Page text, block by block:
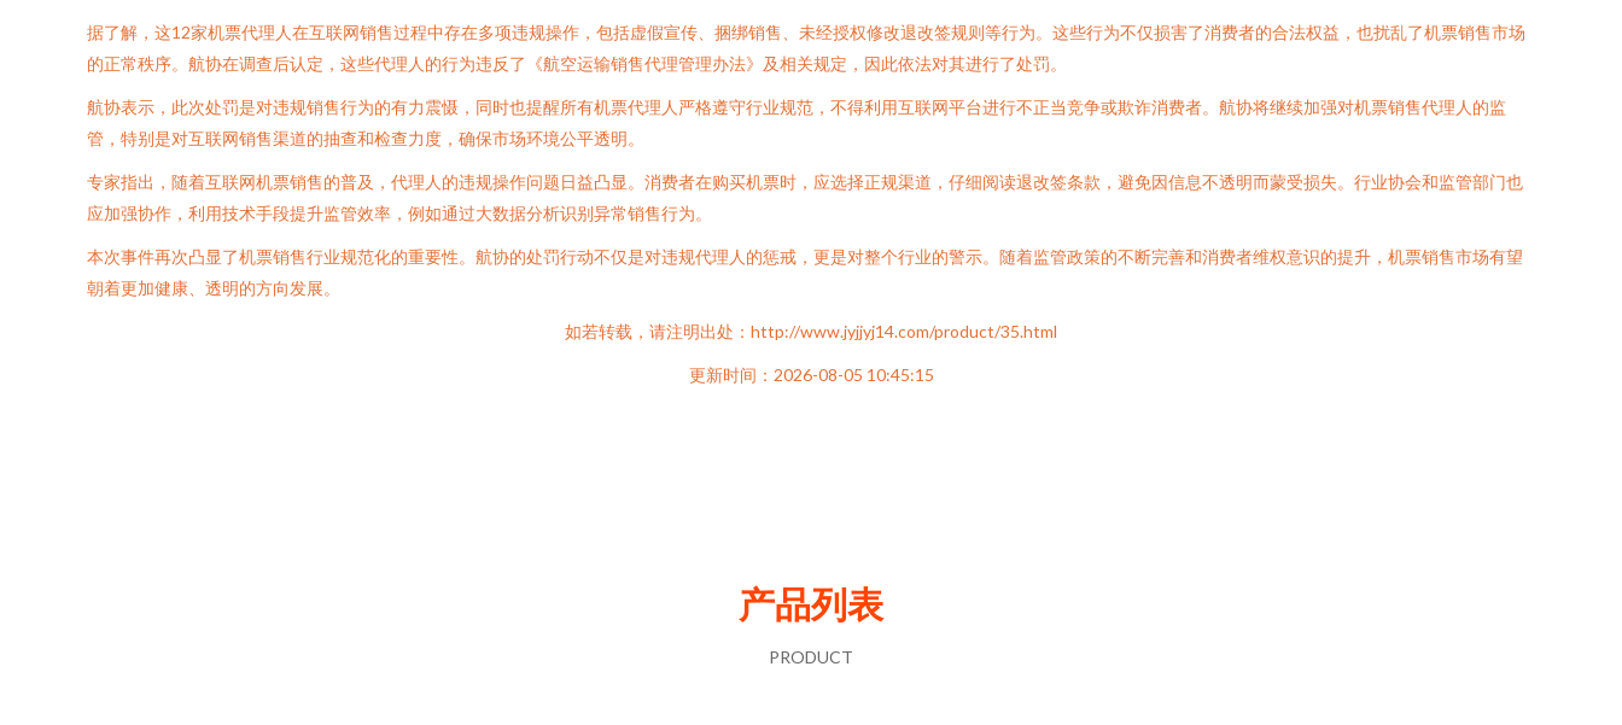
据了解，这12家机票代理人在互联网销售过程中存在多项违规操作，包括虚假宣传、捆绑销售、未经授权修改退改签规则等行为。这些行为不仅损害了消费者的合法权益，也扰乱了机票销售市场
的正常秩序。航协在调查后认定，这些代理人的行为违反了《航空运输销售代理管理办法》及相关规定，因此依法对其进行了处罚。
航协表示，此次处罚是对违规销售行为的有力震慑，同时也提醒所有机票代理人严格遵守行业规范，不得利用互联网平台进行不正当竞争或欺诈消费者。航协将继续加强对机票销售代理人的监
管，特别是对互联网销售渠道的抽查和检查力度，确保市场环境公平透明。
专家指出，随着互联网机票销售的普及，代理人的违规操作问题日益凸显。消费者在购买机票时，应选择正规渠道，仔细阅读退改签条款，避免因信息不透明而蒙受损失。行业协会和监管部门也
应加强协作，利用技术手段提升监管效率，例如通过大数据分析识别异常销售行为。
本次事件再次凸显了机票销售行业规范化的重要性。航协的处罚行动不仅是对违规代理人的惩戒，更是对整个行业的警示。随着监管政策的不断完善和消费者维权意识的提升，机票销售市场有望
朝着更加健康、透明的方向发展。
如若转载，请注明出处：http://www.jyjjyj14.com/product/35.html
更新时间：2026-08-05 10:45:15
产品列表
PRODUCT